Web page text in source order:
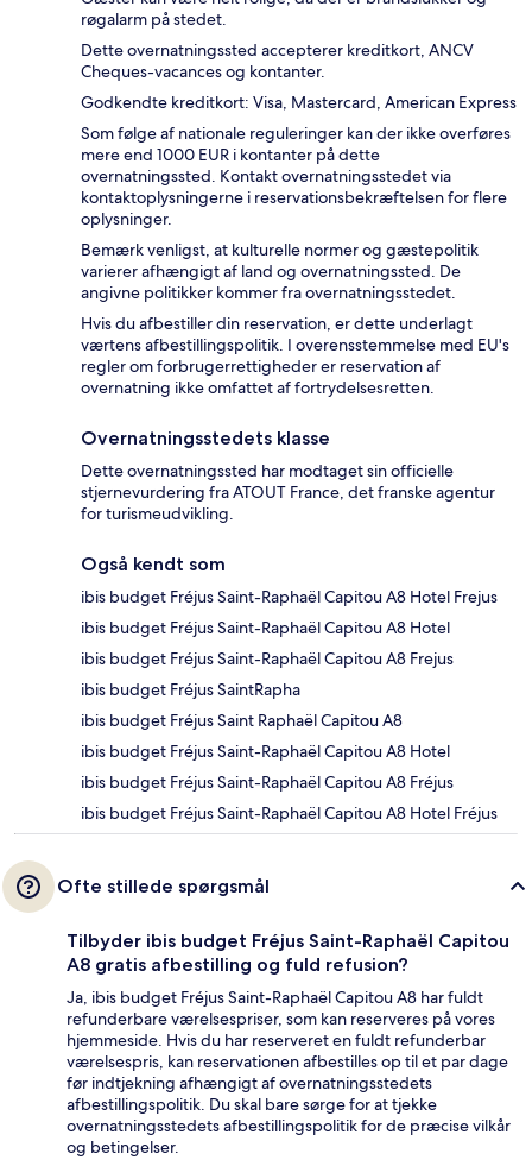
røgalarm på stedet.
Dette overnatningssted accepterer kreditkort, ANCV
Cheques-vacances og kontanter.
Godkendte kreditkort: Visa, Mastercard, American Express
Som følge af nationale reguleringer kan der ikke overføres
mere end 1000 EUR i kontanter på dette
overnatningssted. Kontakt overnatningsstedet via
kontaktoplysningerne i reservationsbekræftelsen for flere
oplysninger.
Bemærk venligst, at kulturelle normer og gæstepolitik
varierer afhængigt af land og overnatningssted. De
angivne politikker kommer fra overnatningsstedet.
Hvis du afbestiller din reservation, er dette underlagt
værtens afbestillingspolitik. I overensstemmelse med EU's
regler om forbrugerrettigheder er reservation af
overnatning ikke omfattet af fortrydelsesretten.
Overnatningsstedets klasse
Dette overnatningssted har modtaget sin officielle
stjernevurdering fra ATOUT France, det franske agentur
for turismeudvikling.
Også kendt som
ibis budget Fréjus Saint-Raphaël Capitou A8 Hotel Frejus
ibis budget Fréjus Saint-Raphaël Capitou A8 Hotel
ibis budget Fréjus Saint-Raphaël Capitou A8 Frejus
ibis budget Fréjus SaintRapha
ibis budget Fréjus Saint Raphaël Capitou A8
ibis budget Fréjus Saint-Raphaël Capitou A8 Hotel
ibis budget Fréjus Saint-Raphaël Capitou A8 Fréjus
ibis budget Fréjus Saint-Raphaël Capitou A8 Hotel Fréjus
Ofte stillede spørgsmål
Tilbyder ibis budget Fréjus Saint-Raphaël Capitou
A8 gratis afbestilling og fuld refusion?
Ja, ibis budget Fréjus Saint-Raphaël Capitou A8 har fuldt
refunderbare værelsespriser, som kan reserveres på vores
hjemmeside. Hvis du har reserveret en fuldt refunderbar
værelsespris, kan reservationen afbestilles op til et par dage
før indtjekning afhængigt af overnatningsstedets
afbestillingspolitik. Du skal bare sørge for at tjekke
overnatningsstedets afbestillingspolitik for de præcise vilkår
og betingelser.